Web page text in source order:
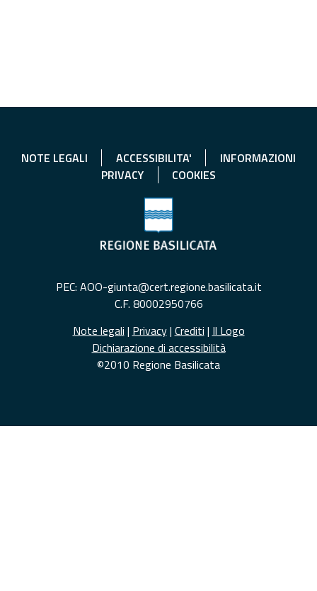
NOTE LEGALI ACCESSIBILITA'
INFORMAZIONI
PRIVACY
COOKIES
PEC: AOO-giunta@cert.regione.basilicata.it
C.F. 80002950766
Note legali | Privacy| Crediti | Il Logo
Dichiarazione di accessibilità
©2010 Regione Basilicata